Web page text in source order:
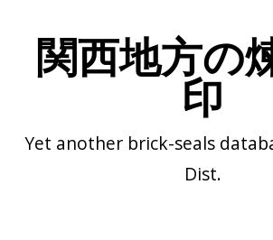
関西地方の
印
Yet another brick-seals
Dist.